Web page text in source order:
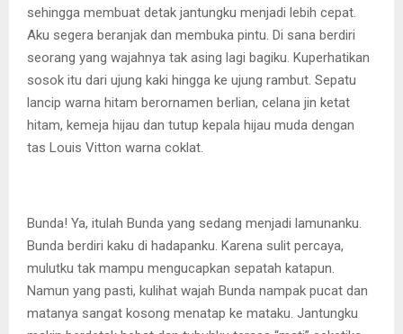
sehingga membuat detak jantungku menjadi lebih cepat.
Aku segera beranjak dan membuka pintu. Di sana berdiri
seorang yang wajahnya tak asing lagi bagiku. Kuperhatikan
sosok itu dari ujung kaki hingga ke ujung rambut. Sepatu
lancip warna hitam berornamen berlian, celana jin ketat
hitam, kemeja hijau dan tutup kepala hijau muda dengan
tas Louis Vitton warna coklat.
Bunda! Ya, itulah Bunda yang sedang menjadi lamunanku.
Bunda berdiri kaku di hadapanku. Karena sulit percaya,
mulutku tak mampu mengucapkan sepatah katapun.
Namun yang pasti, kulihat wajah Bunda nampak pucat dan
matanya sangat kosong menatap ke mataku. Jantungku